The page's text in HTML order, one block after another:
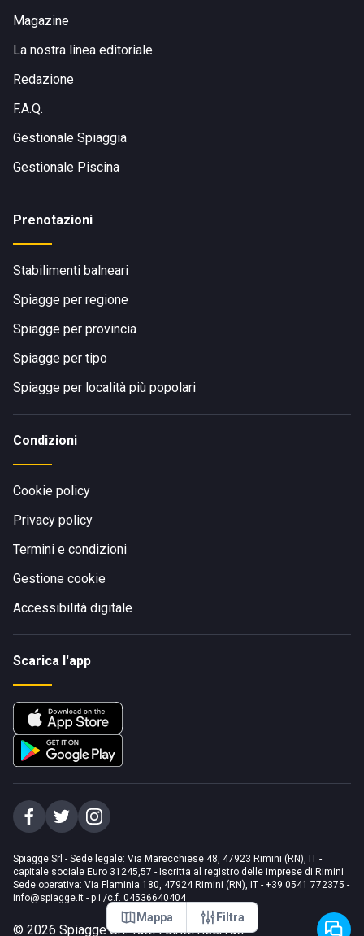
Mappa Filtra
Magazine
La nostra linea editoriale
Redazione
F.A.Q.
Gestionale Spiaggia
Gestionale Piscina
Prenotazioni
Stabilimenti balneari
Spiagge per regione
Spiagge per provincia
Spiagge per tipo
Spiagge per località più popolari
Condizioni
Cookie policy
Privacy policy
Termini e condizioni
Gestione cookie
Accessibilità digitale
Scarica l'app
Spiagge Srl - Sede legale: Via Marecchiese 48, 47923 Rimini (RN), IT -
capitale sociale Euro 31245,57 - Iscritta al registro delle imprese di Rimini
Sede operativa: Via Flaminia 180, 47924 Rimini (RN), IT - +39 0541 772375 -
info@spiagge.it - p.i./c.f. 04536640404
© 2026 Spiagge Srl. Tutti i diritti riservati.